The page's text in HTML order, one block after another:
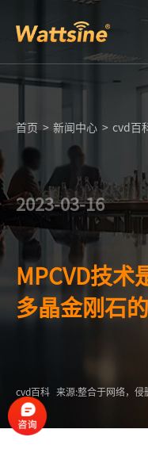
首页 > 新闻中心 > cvd百
2023-03-16
MPCVD技术
多晶金刚石
cvd百科 来源:整合于网络，侵